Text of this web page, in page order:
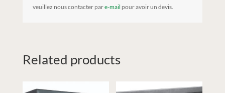
veuillez nous contacter pare-mail pour avoir un devis.
Related products